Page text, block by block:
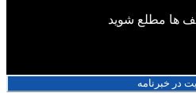
ها مطلع شوید
در خبرنامه